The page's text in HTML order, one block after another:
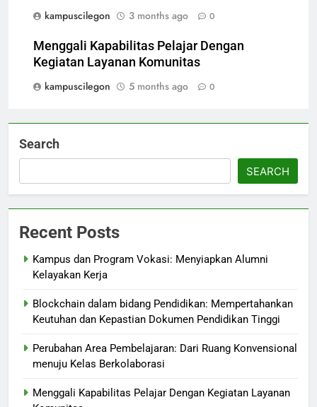
kampuscilegon
3 months ago 0
Menggali Kapabilitas Pelajar Dengan
Kegiatan Layanan Komunitas
kampuscilegon
5 months ago 0
Search
SEARCH
Recent Posts
Kampus dan Program Vokasi: Menyiapkan Alumni
Kelayakan Kerja
Blockchain dalam bidang Pendidikan: Mempertahankan
Keutuhan dan Kepastian Dokumen Pendidikan Tinggi
Perubahan Area Pembelajaran: Dari Ruang Konvensional
menuju Kelas Berkolaborasi
Menggali Kapabilitas Pelajar Dengan Kegiatan Layanan